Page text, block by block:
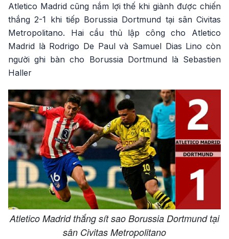
Atletico Madrid cũng nắm lợi thế khi giành được chiến
thắng 2-1 khi tiếp Borussia Dortmund tại sân Civitas
Metropolitano. Hai cầu thủ lập công cho Atletico
Madrid là Rodrigo De Paul và Samuel Dias Lino còn
người ghi bàn cho Borussia Dortmund là Sebastien
Haller
Atletico Madrid thắng sít sao Borussia Dortmund tại
sân Civitas Metropolitano